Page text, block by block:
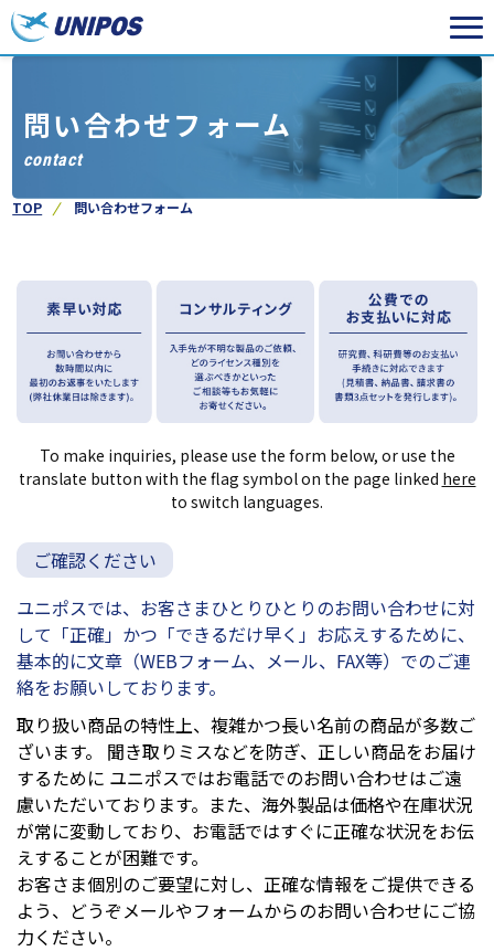
問い合わせフォーム
contact
TOP 問い合わせフォーム
To make inquiries, please use the form below, or use the
translate button with the flag symbol on the page linked here
to switch languages.
ご確認ください
ユニポスでは、お客さまひとりひとりのお問い合わせに対
して「正確」かつ「できるだけ早く」お応えするために、
基本的に文章（WEBフォーム、メール、FAX等）でのご連
絡をお願いしております。
取り扱い商品の特性上、複雑かつ長い名前の商品が多数ご
ざいます。 聞き取りミスなどを防ぎ、正しい商品をお届け
するために ユニポスではお電話でのお問い合わせはご遠
慮いただいております。また、海外製品は価格や在庫状況
が常に変動しており、お電話ではすぐに正確な状況をお伝
えすることが困難です。
お客さま個別のご要望に対し、正確な情報をご提供できる
よう、どうぞメールやフォームからのお問い合わせにご協
力ください。